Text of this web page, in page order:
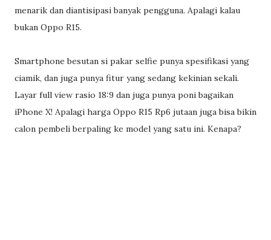
menarik dan diantisipasi banyak pengguna. Apalagi kalau
bukan Oppo R15.
Smartphone besutan si pakar selfie punya spesifikasi yang
ciamik, dan juga punya fitur yang sedang kekinian sekali.
Layar full view rasio 18:9 dan juga punya poni bagaikan
iPhone X! Apalagi harga Oppo R15 Rp6 jutaan juga bisa bikin
calon pembeli berpaling ke model yang satu ini. Kenapa?